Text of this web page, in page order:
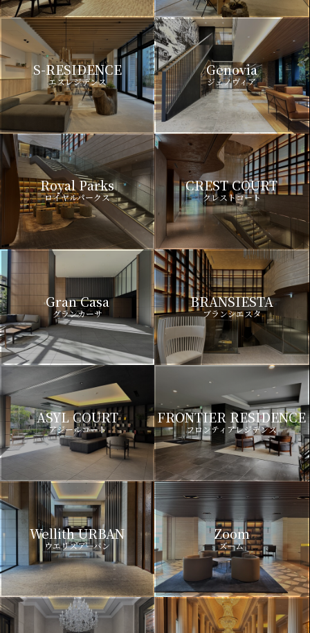
S-RESIDENCE
エスレジデンス
Genovia
ジェノヴィア
Royal Parks
ロイヤルパークス
CREST COURT
クレストコート
Gran Casa
グランカーサ
BRANSIESTA
ブランシエスタ
ASYL COURT
アジールコート
FRONTIER RESIDENCE
フロンティアレジデンス
Wellith URBAN
ウエリスアーバン
Zoom
ズーム